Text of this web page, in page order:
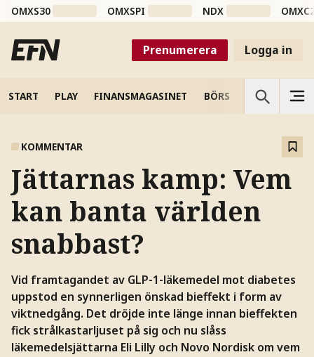
OMXS30 OMXSPI NDX
Prenumerera Logga in
START PLAY FINANSMAGASINET BÖRS VETENSKAP
KOMMENTAR
Jättarnas kamp: Vem
kan banta världen
snabbast?
Vid framtagandet av GLP-1-läkemedel mot diabetes
uppstod en synnerligen önskad bieffekt i form av
viktnedgång. Det dröjde inte länge innan bieffekten
fick strålkastarljuset på sig och nu slåss
läkemedelsjättarna Eli Lilly och Novo Nordisk om vem